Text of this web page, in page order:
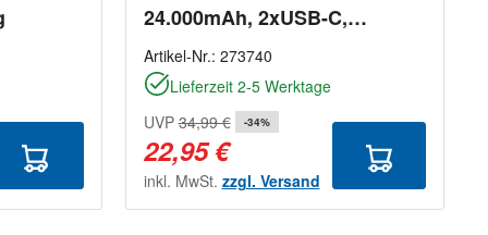
24.000mAh, 2xUSB-C,
1xMicro-USB, 1xTyp-C
Artikel-Nr.: 273740
Lieferzeit 2-5 Werktage
UVP 34,99 € -34%
22,95 €
inkl. MwSt. zzgl. Versand